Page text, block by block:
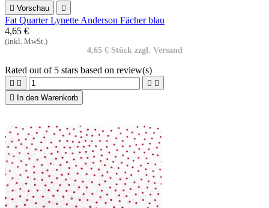
 Vorschau 
Fat Quarter Lynette Anderson Fächer blau
4,65 €
(inkl. MwSt.)
4,65 € Stück zzgl. Versand
Rated out of 5 stars based on review(s)
   

In den Warenkorb